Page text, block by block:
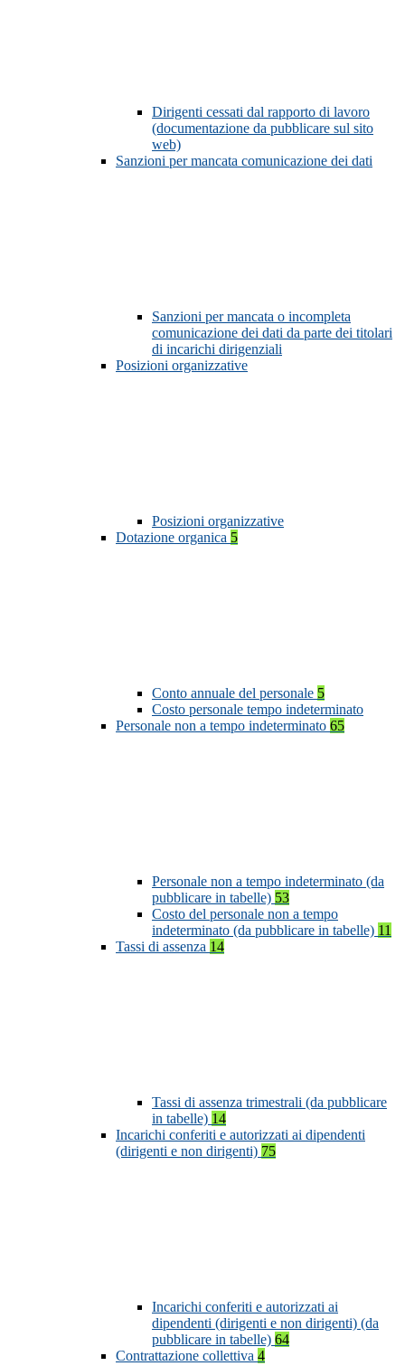
Dirigenti cessati dal rapporto di lavoro
(documentazione da pubblicare sul sito
web)
Sanzioni per mancata comunicazione dei dati
Sanzioni per mancata o incompleta
comunicazione dei dati da parte dei titolari
di incarichi dirigenziali
Posizioni organizzative
Posizioni organizzative
Dotazione organica 5
Conto annuale del personale 5
Costo personale tempo indeterminato
Personale non a tempo indeterminato 65
Personale non a tempo indeterminato (da
pubblicare in tabelle) 53
Costo del personale non a tempo
indeterminato (da pubblicare in tabelle) 11
Tassi di assenza 14
Tassi di assenza trimestrali (da pubblicare
in tabelle) 14
Incarichi conferiti e autorizzati ai dipendenti
(dirigenti e non dirigenti) 75
Incarichi conferiti e autorizzati ai
dipendenti (dirigenti e non dirigenti) (da
pubblicare in tabelle) 64
Contrattazione collettiva 4